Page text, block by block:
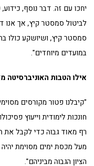
יחכו עם זה. דבר נוסף,
לביטול סמסטר קיץ, אך אנו
סמסטר קיץ, ושיושקע כולו
במועדים מיוחדים".
אילו הטבות האוניברסיטה
"קיבלנו פטור מקורסים
חונכות לימודית וייעוץ
רף מאוד גבוה כדי לקבל
מעל מכסת ימים מסוימת
הציון הגבוה מביניהם".